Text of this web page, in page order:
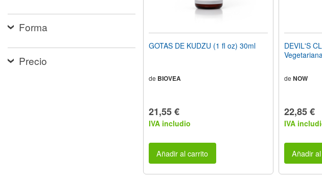
Forma
Precio
GOTAS DE KUDZU (1 fl oz) 30ml
de BIOVEA
21,55 €
IVA includio
Añadir al carrito
DEVIL'S
de NOW
22,85 €
IVA
Añadir